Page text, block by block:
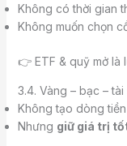
Không có thời gian
Không muốn chọn
👉 ETF & quỹ mở là
3.4. Vàng – bạc –
Không tạo dòng tiền
Nhưng giữ giá trị